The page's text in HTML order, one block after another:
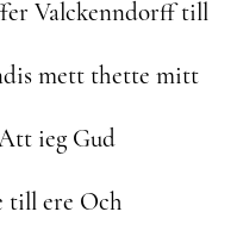
Valckenndorff till
mett thette mitt
ieg Gud
till ere Och